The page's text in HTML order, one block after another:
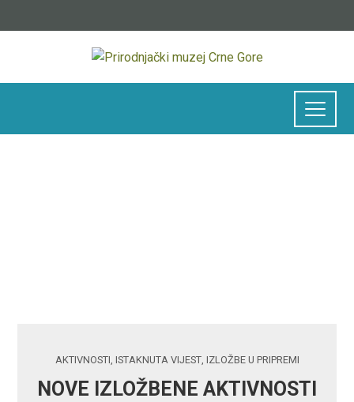
AKTIVNOSTI, ISTAKNUTA VIJEST, IZLOŽBE U PRIPREMI
NOVE IZLOŽBENE AKTIVNOSTI